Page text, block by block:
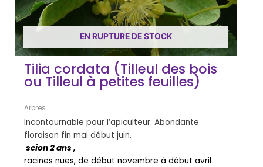
EN RUPTURE DE STOCK
Tilia cordata (Tilleul des bois
ou Tilleul à petites feuilles)
Arbres
Incontournable pour l’apiculteur. Abondante
floraison fin mai début juin.
scion 2 ans ,
racines nues, de début novembre à début avril